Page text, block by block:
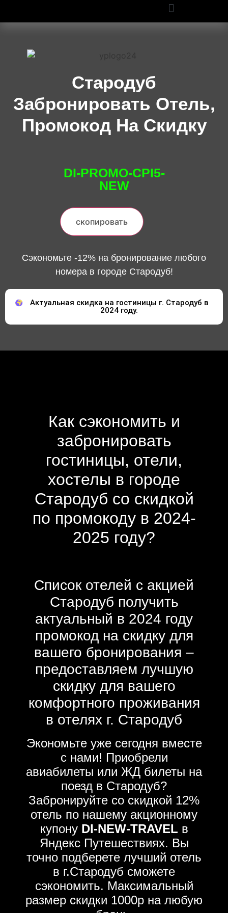
Стародуб
Забронировать Отель,
Промокод На Скидку
DI-PROMO-CPI5-
NEW
скопировать
Сэкономьте -12% на бронирование любого
номера в городе Стародуб!
Актуальная скидка на гостиницы г. Стародуб в
2024 году.
Как сэкономить и
забронировать
гостиницы, отели,
хостелы в городе
Стародуб со скидкой
по промокоду в 2024-
2025 году?
Список отелей с акцией
Стародуб получить
актуальный в 2024 году
промокод на скидку для
вашего бронирования –
предоставляем лучшую
скидку для вашего
комфортного проживания
в отелях г. Стародуб
Экономьте уже сегодня вместе
с нами! Приобрели
авиабилеты или ЖД билеты на
поезд в Стародуб?
Забронируйте со скидкой 12%
отель по нашему акционному
купону DI-NEW-TRAVEL в
Яндекс Путешествиях. Вы
точно подберете лучший отель
в г.Стародуб сможете
сэкономить. Максимальный
размер скидки 1000р на любую